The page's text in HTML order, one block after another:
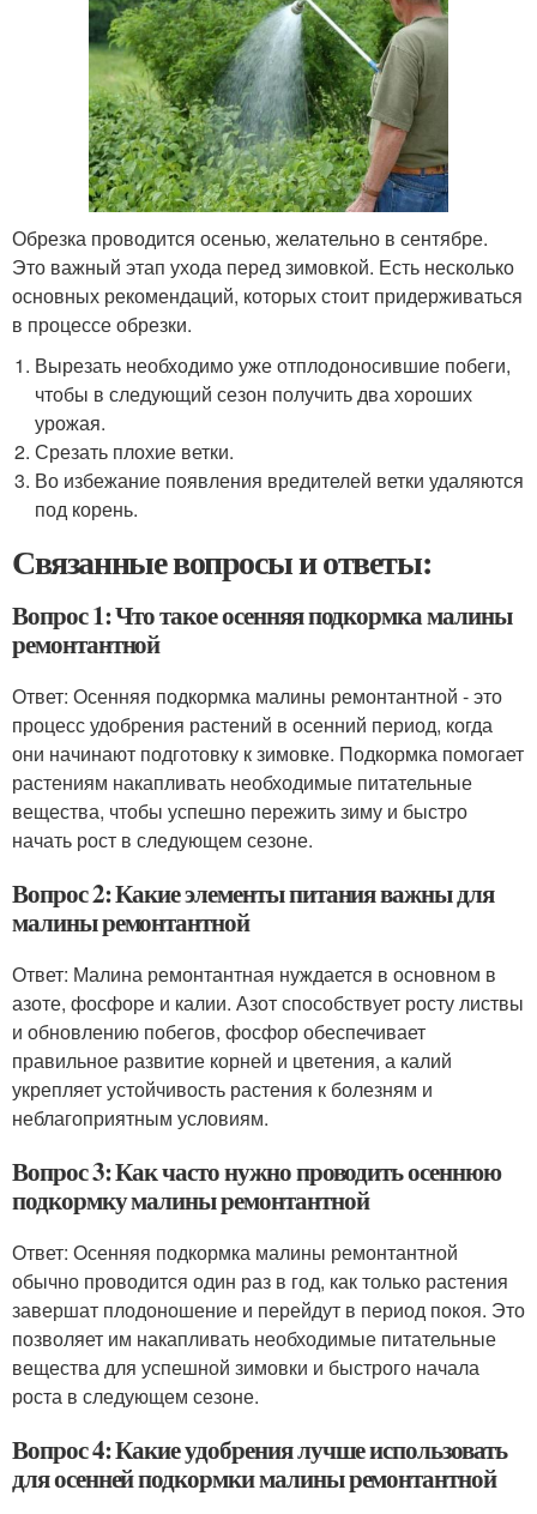
Обрезка проводится осенью, желательно в сентябре.
Это важный этап ухода перед зимовкой. Есть несколько
основных рекомендаций, которых стоит придерживаться
в процессе обрезки.
Вырезать необходимо уже отплодоносившие побеги,
чтобы в следующий сезон получить два хороших
урожая.
Срезать плохие ветки.
Во избежание появления вредителей ветки удаляются
под корень.
Связанные вопросы и ответы:
Вопрос 1: Что такое осенняя подкормка малины
ремонтантной
Ответ: Осенняя подкормка малины ремонтантной - это
процесс удобрения растений в осенний период, когда
они начинают подготовку к зимовке. Подкормка помогает
растениям накапливать необходимые питательные
вещества, чтобы успешно пережить зиму и быстро
начать рост в следующем сезоне.
Вопрос 2: Какие элементы питания важны для
малины ремонтантной
Ответ: Малина ремонтантная нуждается в основном в
азоте, фосфоре и калии. Азот способствует росту листвы
и обновлению побегов, фосфор обеспечивает
правильное развитие корней и цветения, а калий
укрепляет устойчивость растения к болезням и
неблагоприятным условиям.
Вопрос 3: Как часто нужно проводить осеннюю
подкормку малины ремонтантной
Ответ: Осенняя подкормка малины ремонтантной
обычно проводится один раз в год, как только растения
завершат плодоношение и перейдут в период покоя. Это
позволяет им накапливать необходимые питательные
вещества для успешной зимовки и быстрого начала
роста в следующем сезоне.
Вопрос 4: Какие удобрения лучше использовать
для осенней подкормки малины ремонтантной